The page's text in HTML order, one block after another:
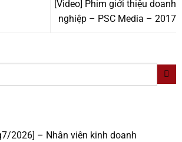
[Video] Phim giới thiệu doanh
nghiệp – PSC Media – 2017
2026] – Nhân viên kinh doanh